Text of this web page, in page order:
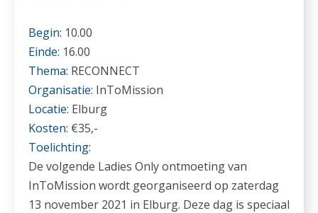
Begin: 10.00
Einde: 16.00
Thema: RECONNECT
Organisatie: InToMission
Locatie: Elburg
Kosten: €35,-
Toelichting:
De volgende Ladies Only ontmoeting van
InToMission wordt georganiseerd op zaterdag
13 november 2021 in Elburg. Deze dag is speciaal